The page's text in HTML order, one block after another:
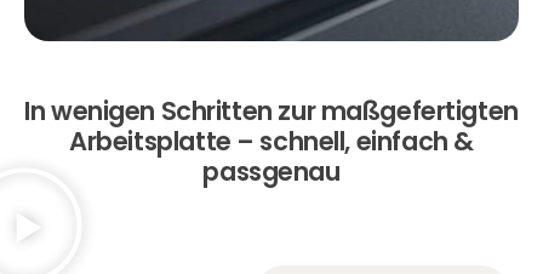
In wenigen Schritten zur maßgefertigten
Arbeitsplatte – schnell, einfach &
passgenau